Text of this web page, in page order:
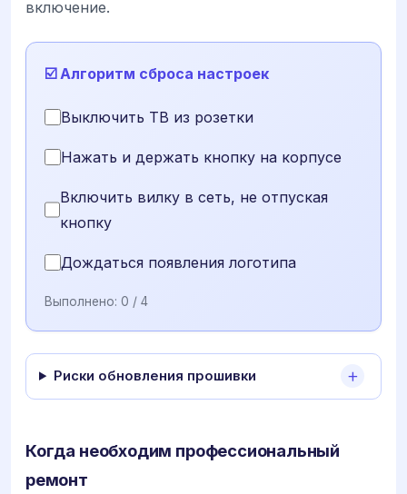
включение.
☑️ Алгоритм сброса настроек
Выключить ТВ из розетки
Нажать и держать кнопку на корпусе
Включить вилку в сеть, не отпуская
кнопку
Дождаться появления логотипа
Выполнено: 0 / 4
Риски обновления прошивки
Когда необходим профессиональный
ремонт